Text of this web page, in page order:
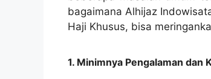
bagaimana Alhijaz
Haji Khusus, bisa
1. Minimnya Pengalaman dan